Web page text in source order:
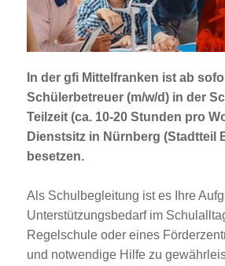
Jobportal
Presse und Medien
bbw e. V.
Karriere
Presse
News Archiv
In der gfi Mittelfranken ist ab
Schülerbetreuer (m/w/d) in der
Teilzeit (ca. 10-20 Stunden pro
Dienstsitz in Nürnberg (Stadtteil
besetzen.
Als Schulbegleitung ist es Ihre
Unterstützungsbedarf im
Regelschule oder eines
und notwendige Hilfe zu